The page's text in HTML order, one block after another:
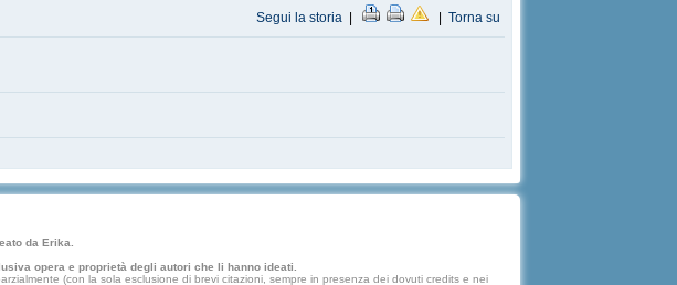
Segui la storia | |Torna su
da Erika.
opera e proprietà degli autori che li hanno ideati.
(con la sola esclusione di brevi citazioni, sempre in presenza dei dovuti credits e nei